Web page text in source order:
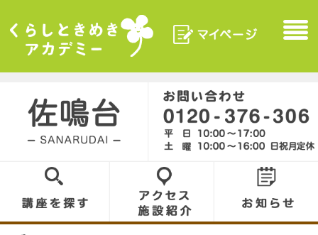
くらしときめきアカデ
マイページ Menu
佐鳴台／SANARUDAI 0120-376-306
講座を探す お知らせ